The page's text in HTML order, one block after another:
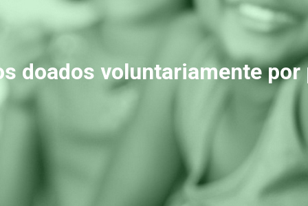
doados voluntariamente